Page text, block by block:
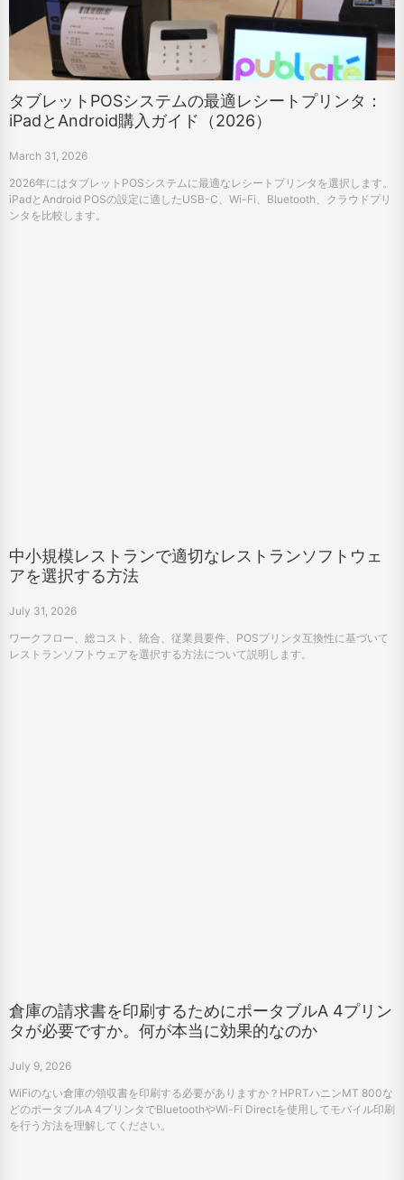
タブレットPOSシステムの最適レシートプリンタ：
iPadとAndroid購入ガイド（2026）
March 31, 2026
2026年にはタブレットPOSシステムに最適なレシートプリンタを選択します。
iPadとAndroid POSの設定に適したUSB-C、Wi-Fi、Bluetooth、クラウドプリ
ンタを比較します。
中小規模レストランで適切なレストランソフトウェ
アを選択する方法
July 31, 2026
ワークフロー、総コスト、統合、従業員要件、POSプリンタ互換性に基づいて
レストランソフトウェアを選択する方法について説明します。
倉庫の請求書を印刷するためにポータブルA 4プリン
タが必要ですか。何が本当に効果的なのか
July 9, 2026
WiFiのない倉庫の領収書を印刷する必要がありますか？HPRTハニンMT 800な
どのポータブルA 4プリンタでBluetoothやWi-Fi Directを使用してモバイル印刷
を行う方法を理解してください。